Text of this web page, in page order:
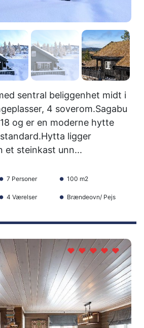
sentral beliggenhet midt i
4 soverom.Sagabu
og er en moderne hytte
ligger
et steinkast unn...
7 Personer 100 m2
4 Værelser Brændeovn/ Pejs